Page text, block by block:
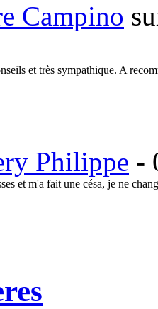
Campino
et très sympathique. A
Philippe -
et m'a fait une césa, je ne